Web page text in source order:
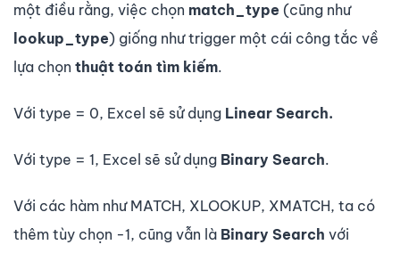
một điều rằng, việc chọn match_type (cũng như
lookup_type) giống như trigger một cái công tắc về
lựa chọn thuật toán tìm kiếm.
Với type = 0, Excel sẽ sử dụng Linear Search.
Với type = 1, Excel sẽ sử dụng Binary Search.
Với các hàm như MATCH, XLOOKUP, XMATCH, ta có
thêm tùy chọn -1, cũng vẫn là Binary Search với